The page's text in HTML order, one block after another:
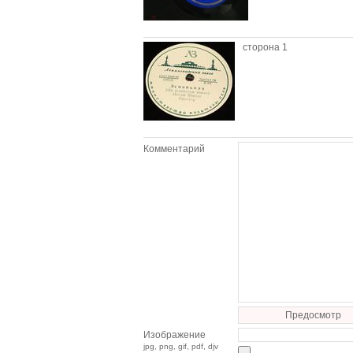
сторона 1
Комментарий
Предосмотр
Изображение
jpg, png, gif, pdf, djv